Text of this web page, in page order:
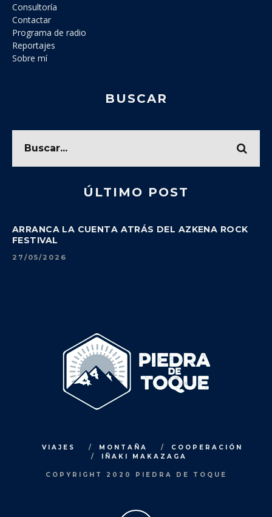
Consultoría
Contactar
Programa de radio
Reportajes
Sobre mí
BUSCAR
ÚLTIMO POST
ARRANCA LA CUENTA ATRÁS DEL AZKENA ROCK
FESTIVAL
27/05/2026
VIAJES MONTAÑA
COOPERACIÓN
IÑAKI MAKAZAGA
COPYRIGHT 2020 PIEDRA DE TOQUE